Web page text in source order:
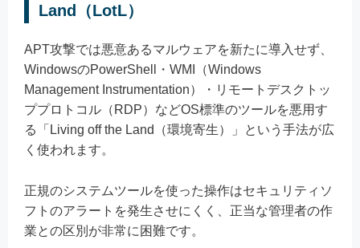
Land（LotL）
APT攻撃では悪意あるマルウェアを新たに導入せず、
WindowsのPowerShell・WMI（Windows
Management Instrumentation）・リモートデスクトッ
ププロトコル（RDP）などOS標準のツールを悪用す
る「Living off the Land（環境寄生）」という手法が広
く使われます。
正規のシステムツールを使った操作はセキュリティソ
フトのアラートを発生させにくく、正当な管理者の作
業との区別が非常に困難です。